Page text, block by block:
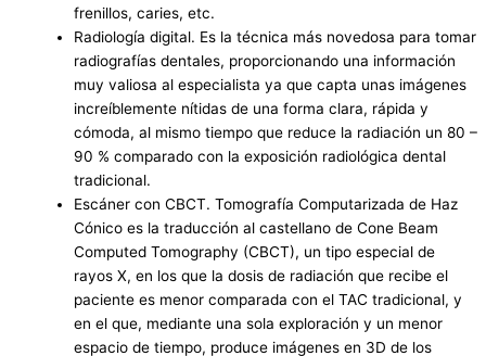
frenillos, caries, etc.
Radiología digital. Es la técnica más novedosa para tomar
radiografías dentales, proporcionando una información
muy valiosa al especialista ya que capta unas imágenes
increíblemente nítidas de una forma clara, rápida y
cómoda, al mismo tiempo que reduce la radiación un 80 –
90 % comparado con la exposición radiológica dental
tradicional.
Escáner con CBCT. Tomografía Computarizada de Haz
Cónico es la traducción al castellano de Cone Beam
Computed Tomography (CBCT), un tipo especial de
rayos X, en los que la dosis de radiación que recibe el
paciente es menor comparada con el TAC tradicional, y
en el que, mediante una sola exploración y un menor
espacio de tiempo, produce imágenes en 3D de los